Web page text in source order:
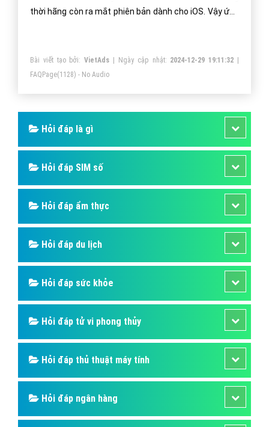
thời hãng còn ra mắt phiên bản dành cho iOS. Vậy ứng
Bài viết tạo bởi:VietAds | Ngày cập nhật: 2024-12-29 19:11:32 |
FAQPage(1128) - No Audio
Hỏi đáp là gì
Hỏi đáp SIM số
Hỏi đáp ẩm thực
Hỏi đáp du lịch
Hỏi đáp sức khỏe
Hỏi đáp tử vi phong thủy
Hỏi đáp thủ thuật máy tính
Hỏi đáp ngân hàng